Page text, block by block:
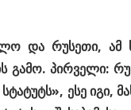
და რუსეთი, ამ
გამო. პირველი:
ესე იგი,